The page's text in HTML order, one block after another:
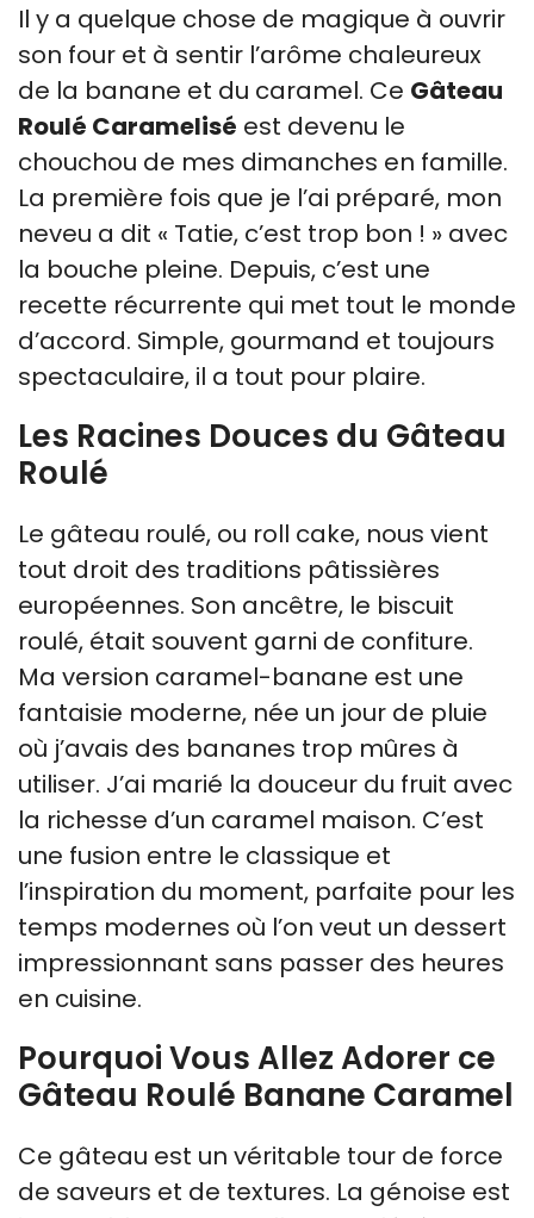
Il y a quelque chose de magique à ouvrir
son four et à sentir l’arôme chaleureux
de la banane et du caramel. Ce Gâteau
Roulé Caramelisé est devenu le
chouchou de mes dimanches en famille.
La première fois que je l’ai préparé, mon
neveu a dit « Tatie, c’est trop bon ! » avec
la bouche pleine. Depuis, c’est une
recette récurrente qui met tout le monde
d’accord. Simple, gourmand et toujours
spectaculaire, il a tout pour plaire.
Les Racines Douces du Gâteau
Roulé
Le gâteau roulé, ou roll cake, nous vient
tout droit des traditions pâtissières
européennes. Son ancêtre, le biscuit
roulé, était souvent garni de confiture.
Ma version caramel-banane est une
fantaisie moderne, née un jour de pluie
où j’avais des bananes trop mûres à
utiliser. J’ai marié la douceur du fruit avec
la richesse d’un caramel maison. C’est
une fusion entre le classique et
l’inspiration du moment, parfaite pour les
temps modernes où l’on veut un dessert
impressionnant sans passer des heures
en cuisine.
Pourquoi Vous Allez Adorer ce
Gâteau Roulé Banane Caramel
Ce gâteau est un véritable tour de force
de saveurs et de textures. La génoise est